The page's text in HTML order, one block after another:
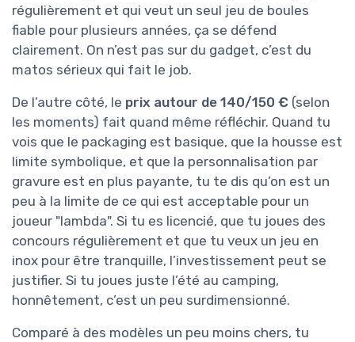
régulièrement et qui veut un seul jeu de boules
fiable pour plusieurs années, ça se défend
clairement. On n’est pas sur du gadget, c’est du
matos sérieux qui fait le job.
De l’autre côté, le prix autour de 140/150 € (selon
les moments) fait quand même réfléchir. Quand tu
vois que le packaging est basique, que la housse est
limite symbolique, et que la personnalisation par
gravure est en plus payante, tu te dis qu’on est un
peu à la limite de ce qui est acceptable pour un
joueur "lambda". Si tu es licencié, que tu joues des
concours régulièrement et que tu veux un jeu en
inox pour être tranquille, l’investissement peut se
justifier. Si tu joues juste l’été au camping,
honnêtement, c’est un peu surdimensionné.
Comparé à des modèles un peu moins chers, tu